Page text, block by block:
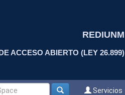
REDIUNM
ACCESO ABIERTO (LEY 26.899)
Servicios